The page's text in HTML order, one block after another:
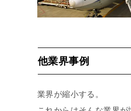
他業界事例
業界が縮小する。